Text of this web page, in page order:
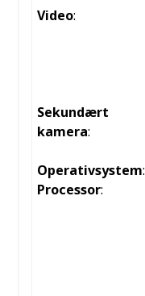
Video:
Sekundært
kamera:
Operativsystem:
Processor: